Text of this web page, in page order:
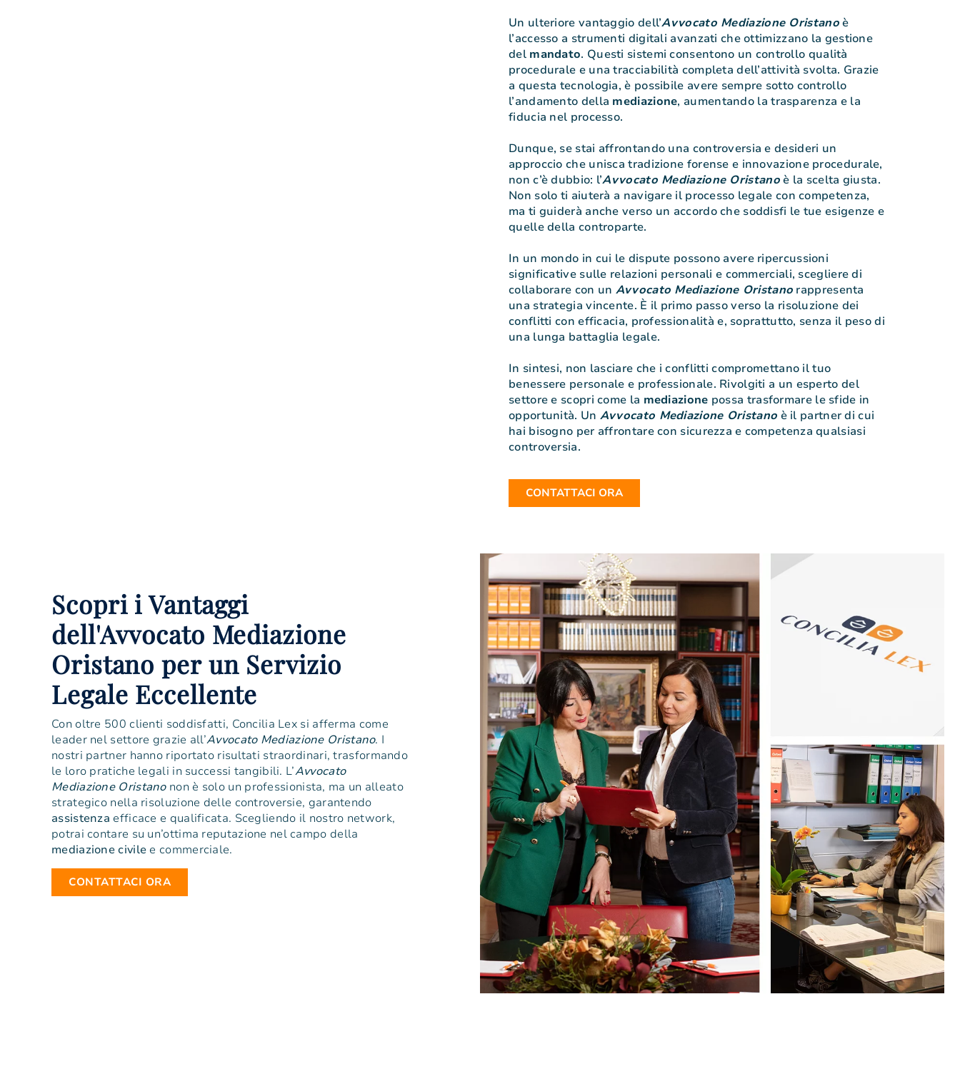
Un ulteriore vantaggio dell’Avvocato Mediazione Oristanoè
l’accesso a strumenti digitali avanzati che ottimizzano la gestione
del mandato. Questi sistemi consentono un controllo qualità
procedurale e una tracciabilità completa dell’attività svolta. Grazie
a questa tecnologia, è possibile avere sempre sotto controllo
l’andamento della mediazione, aumentando la trasparenza e la
fiducia nel processo.
Dunque, se stai affrontando una controversia e desideri un
approccio che unisca tradizione forense e innovazione procedurale,
non c’è dubbio: l’Avvocato Mediazione Oristanoè la scelta giusta.
Non solo ti aiuterà a navigare il processo legale con competenza,
ma ti guiderà anche verso un accordo che soddisfi le tue esigenze e
quelle della controparte.
In un mondo in cui le dispute possono avere ripercussioni
significative sulle relazioni personali e commerciali, scegliere di
collaborare con un Avvocato Mediazione Oristano rappresenta
una strategia vincente. È il primo passo verso la risoluzione dei
conflitti con efficacia, professionalità e, soprattutto, senza il peso di
una lunga battaglia legale.
In sintesi, non lasciare che i conflitti compromettano il tuo
benessere personale e professionale. Rivolgiti a un esperto del
settore e scopri come la mediazione possa trasformare le sfide in
opportunità. Un Avvocato Mediazione Oristano è il partner di cui
hai bisogno per affrontare con sicurezza e competenza qualsiasi
controversia.
CONTATTACI ORA
Scopri i Vantaggi
dell'Avvocato Mediazione
Oristano per un Servizio
Legale Eccellente
Con oltre 500 clienti soddisfatti, Concilia Lex si afferma come
leader nel settore grazie all’Avvocato Mediazione Oristano. I
nostri partner hanno riportato risultati straordinari, trasformando
le loro pratiche legali in successi tangibili. L’Avvocato
Mediazione Oristanonon è solo un professionista, ma un alleato
strategico nella risoluzione delle controversie, garantendo
assistenza efficace e qualificata. Scegliendo il nostro network,
potrai contare su un’ottima reputazione nel campo della
mediazionecivile e commerciale.
CONTATTACI ORA